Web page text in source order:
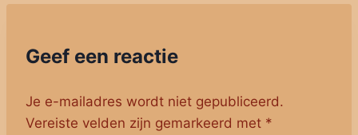
Geef een reactie
Je e-mailadres wordt niet gepubliceerd.
Vereiste velden zijn gemarkeerd met *